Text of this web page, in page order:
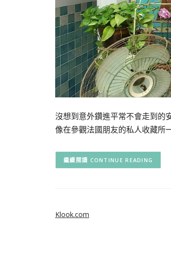
沒想到意外鑽進平常不會走到的
像在參觀法國朋友的私人收藏
CONTINUE READING
Klook.com